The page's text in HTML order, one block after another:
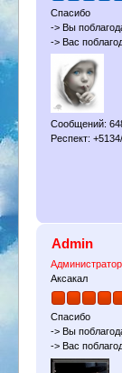
Спасибо
-> Вы
-> Вас
Сообщений:
Респект:
Admin
Администратор
Аксакал
Спасибо
-> Вы
-> Вас